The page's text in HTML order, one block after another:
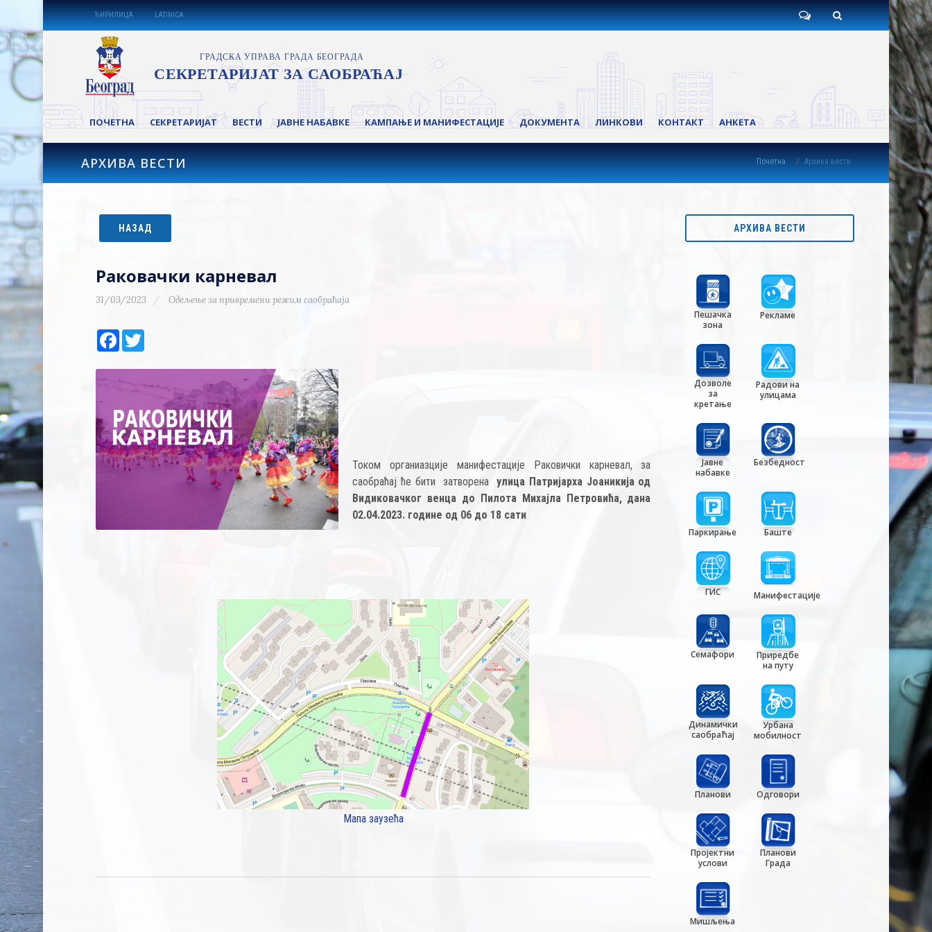
ЋИРИЛИЦА LATINICA
ПОЧЕТНА СЕКРЕТАРИЈАТ ВЕСТИ ЈАВНЕ НАБАВКЕ КАМПАЊЕ И МАНИФЕСТАЦИЈЕ ДОКУМЕНТА ЛИНКОВИ КОНТАКТ АНКЕТА
АРХИВА ВЕСТИ Почетна Архива вести
НАЗАД
Раковачки карневал
31/03/2023 Одељење за привремени режим саобраћаја
Facebook
Током органиазције манифестације Раковички карневал, за
саобраћај ће бити затворенаулица Патријарха Јоаникија од
Видиковачког венца до Пилота Михајла Петровића, дана
02.04.2023. године од 06 до 18 сати
Мапа заузећа
АРХИВА ВЕСТИ
Пешачка
зона
Рекламе
Дозволе
за
кретање
Радови на
улицама
Јавне
набавке
Безбедност
Паркирање Баште
ГИС Манифестације
Семафори
Приредбе
на путу
Динамички
саобраћај
Урбана
мобилност
Планови Одговори
Пројектни
услови
Планови
Града
Мишљења